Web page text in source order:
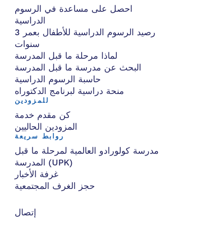
احصل على مساعدة في الرسوم
الدراسية
رصيد الرسوم الدراسية للأطفال بعمر 3
سنوات
لماذا مرحلة ما قبل المدرسة
البحث عن مدرسة ما قبل المدرسة
حاسبة الرسوم الدراسية
منحة دراسية لبرنامج الدكتوراه
للمزودين
كن مقدم خدمة
المزودين الحاليين
روابط سريعة
مدرسة كولورادو العالمية لمرحلة ما قبل
المدرسة (UPK)
غرفة الأخبار
حجز الغرف المجتمعية
إتصال